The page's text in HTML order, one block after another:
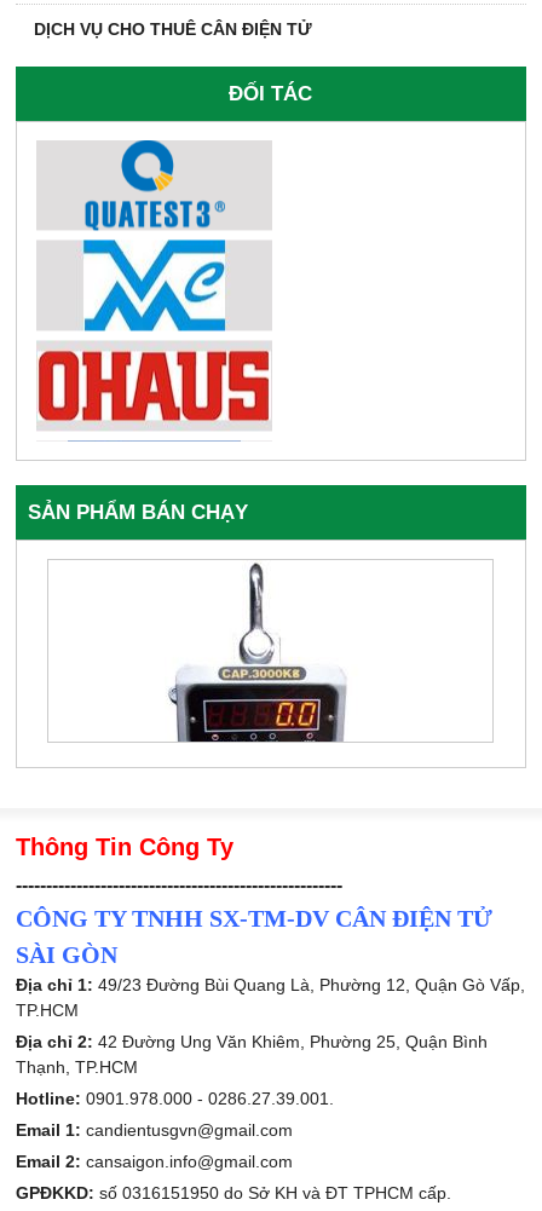
DỊCH VỤ CHO THUÊ CÂN ĐIỆN TỬ
ĐỐI TÁC
SẢN PHẨM BÁN CHẠY
Thông Tin Công Ty
------------------------------------------------------
CÔNG TY TNHH SX-TM-DV CÂN ĐIỆN TỬ
SÀI GÒN
Địa chỉ 1: 49/23 Đường Bùi Quang Là, Phường 12, Quận Gò Vấp,
TP.HCM
Địa chỉ 2:42 Đường Ung Văn Khiêm, Phường 25, Quận Bình
Thạnh, TP.HCM
Hotline: 0901.978.000 -0286.27.39.001.
Email 1: candientusgvn@gmail.com
Email 2: cansaigon.info@gmail.com
GPĐKKD: số 0316151950 do Sở KH và ĐT TPHCM cấp.